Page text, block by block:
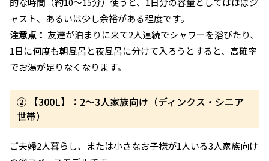
ャスト、あるいは少し余裕がある程度です。
注意点： 友達が泊まりに来て2人連続でシャワーを浴びたり、
1日に何度も朝風呂と夜風呂に分けて入ろうとすると、高確率
でお湯が足りなくなります。
② 【300L】：2〜3人家族向け（ディンクス・シニア
世帯）
ご夫婦2人暮らし、または小さなお子様が1人いる3人家族向け